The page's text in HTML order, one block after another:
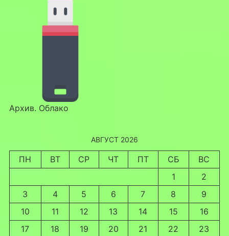
Архив. Облако
АВГУСТ 2026
ПН ВТ СР ЧТ ПТ СБ
ВС
1
2
3
4 5 6 7 8
9
10
11 12 13 14 15
16
17
18 19 20 21 22
23